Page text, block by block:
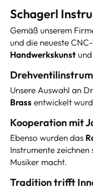
Schagerl
Gemäß unserem
und die neueste
Handwerkskunst und
Unsere Auswahl an
Brass entwickelt
Kooperation mit
Ebenso wurden das
Instrumente zeichnen
Musiker macht.
Tradition trifft